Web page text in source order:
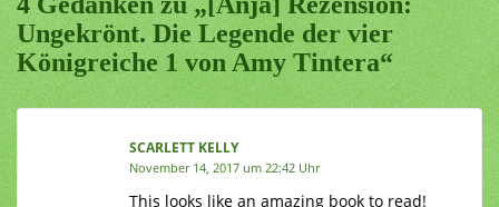
Ungekrönt. Die Legende der vier
Königreiche 1 von Amy Tintera“
SCARLETT KELLY
November 14, 2017 um 22:42 Uhr
This looks like an amazing book to read!